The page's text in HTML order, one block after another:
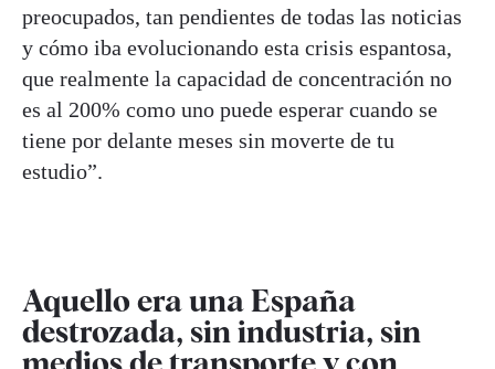
preocupados, tan pendientes de todas las noticias
y cómo iba evolucionando esta crisis espantosa,
que realmente la capacidad de concentración no
es al 200% como uno puede esperar cuando se
tiene por delante meses sin moverte de tu
estudio”.
Aquello era una España
destrozada, sin industria, sin